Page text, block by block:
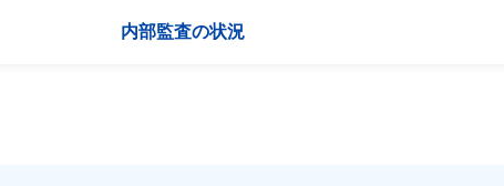
内部監査の状況